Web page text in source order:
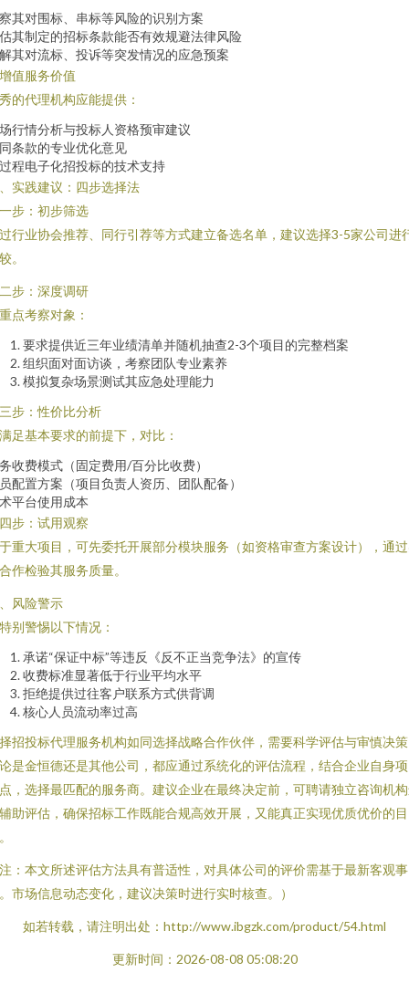
其对围标、串标等风险的识别方案
其制定的招标条款能否有效规避法律风险
其对流标、投诉等突发情况的应急预案
值服务价值
的代理机构应能提供：
行情分析与投标人资格预审建议
条款的专业优化意见
程电子化招投标的技术支持
实践建议：四步选择法
步：初步筛选
行业协会推荐、同行引荐等方式建立备选名单，建议选择3-5家公司进
。
步：深度调研
点考察对象：
要求提供近三年业绩清单并随机抽查2-3个项目的完整档案
组织面对面访谈，考察团队专业素养
模拟复杂场景测试其应急处理能力
步：性价比分析
足基本要求的前提下，对比：
收费模式（固定费用/百分比收费）
配置方案（项目负责人资历、团队配备）
平台使用成本
步：试用观察
重大项目，可先委托开展部分模块服务（如资格审查方案设计），通
作检验其服务质量。
风险警示
别警惕以下情况：
承诺“保证中标”等违反《反不正当竞争法》的宣传
收费标准显著低于行业平均水平
拒绝提供过往客户联系方式供背调
核心人员流动率过高
招投标代理服务机构如同选择战略合作伙伴，需要科学评估与审慎决
是金恒德还是其他公司，都应通过系统化的评估流程，结合企业自身
，选择最匹配的服务商。建议企业在最终决定前，可聘请独立咨询机
助评估，确保招标工作既能合规高效开展，又能真正实现优质优价的目
：本文所述评估方法具有普适性，对具体公司的评价需基于最新客观事
市场信息动态变化，建议决策时进行实时核查。）
如若转载，请注明出处：http://www.ibgzk.com/product/54.html
更新时间：2026-08-08 05:08:20